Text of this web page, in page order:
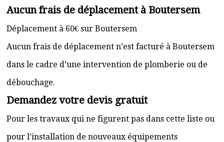
Aucun frais de déplacement à Boutersem
Déplacement à 60€ sur Boutersem
Aucun frais de déplacement n’est facturé à Boutersem
dans le cadre d’une intervention de plomberie ou de
débouchage.
Demandez votre devis gratuit
Pour les travaux qui ne figurent pas dans cette liste ou
pour l’installation de nouveaux équipements